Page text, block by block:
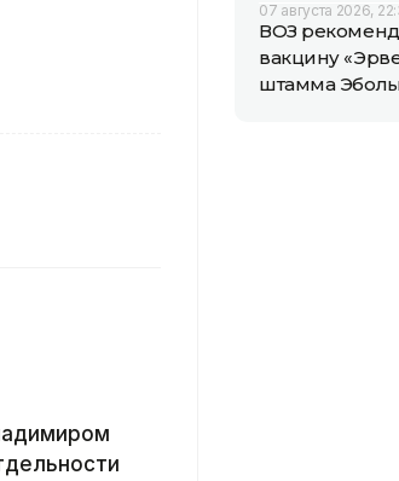
07 августа 2026,
ВОЗ
вакцину
штамма